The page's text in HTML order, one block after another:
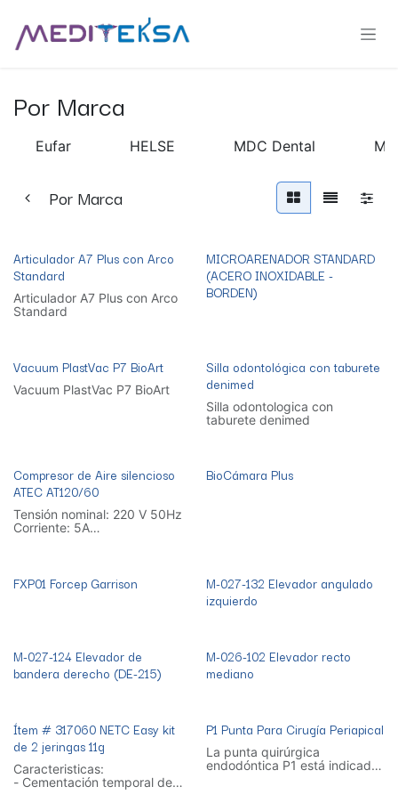
Por Marca
Eufar HELSE MDC Dental
Por Marca
Articulador A7 Plus con Arco
Standard
Articulador A7 Plus con Arco
Standard
MICROARENADOR STANDARD
(ACERO INOXIDABLE -
BORDEN)
Vacuum PlastVac P7 BioArt
Vacuum PlastVac P7 BioArt
Silla odontológica con taburete
denimed
Silla odontologica con
taburete denimed
Compresor de Aire silencioso
ATEC AT120/60
Tensión nominal: 220 V 50Hz
Corriente: 5A
Presión de accionamiento:
BioCámara Plus
FXP01 Forcep Garrison
M-027-132 Elevador angulado
izquierdo
M-027-124 Elevador de
bandera derecho (DE-215)
M-026-102 Elevador recto
mediano
Ítem # 317060 NETC Easy kit
de 2 jeringas 11g
Caracteristicas:
- Cementación temporal de
P1 Punta Para Cirugía Periapical
La punta quirúrgica
endodóntica P1 está indicada